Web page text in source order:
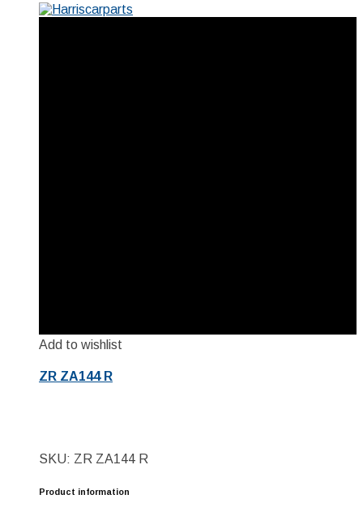
Add to wishlist
ZR ZA144 R
SKU: ZR ZA144 R
Product information